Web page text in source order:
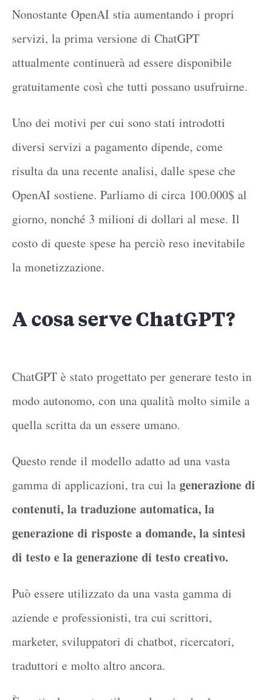
Nonostante OpenAI stia aumentando i propri
servizi, la prima versione di ChatGPT
attualmente continuerà ad essere disponibile
gratuitamente così che tutti possano usufruirne.
Uno dei motivi per cui sono stati introdotti
diversi servizi a pagamento dipende, come
risulta da una recente analisi, dalle spese che
OpenAI sostiene. Parliamo di circa 100.000$ al
giorno, nonché 3 milioni di dollari al mese. Il
costo di queste spese ha perciò reso inevitabile
la monetizzazione.
A cosa serve ChatGPT?
ChatGPT è stato progettato per generare testo in
modo autonomo, con una qualità molto simile a
quella scritta da un essere umano.
Questo rende il modello adatto ad una vasta
gamma di applicazioni, tra cui la generazione di
contenuti, la traduzione automatica, la
generazione di risposte a domande, la sintesi
di testo e la generazione di testo creativo.
Può essere utilizzato da una vasta gamma di
aziende e professionisti, tra cui scrittori,
marketer, sviluppatori di chatbot, ricercatori,
traduttori e molto altro ancora.